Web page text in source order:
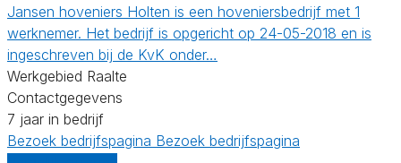
Jansen hoveniers Holten is een hoveniersbedrijf met 1
werknemer. Het bedrijf is opgericht op 24-05-2018 en is
ingeschreven bij de KvK onder…
Werkgebied Raalte
Contactgegevens
7 jaar in bedrijf
Bezoek bedrijfspagina Bezoek bedrijfspagina